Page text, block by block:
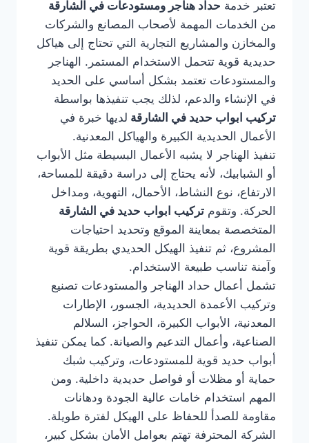
تعتبر خدمة حداد هناجر ومستودعات في الشارقة
من الخدمات المهمة لأصحاب المصانع والشركات
والمخازن والمشاريع التجارية التي تحتاج إلى هياكل
حديدية قوية تتحمل الاستخدام المستمر. الهناجر
والمستودعات تعتمد بشكل أساسي على الحديد
في الإنشاء والدعم، لذلك يجب تنفيذها بواسطة
تركيب ابواب حديد في الشارقة لديها خبرة في
الأعمال الحديدية الكبيرة والهياكل المعدنية.
تنفيذ الهناجر لا يشبه الأعمال البسيطة مثل الأبواب
أو الشبابيك، لأنه يحتاج إلى دراسة دقيقة للمساحة،
الارتفاع، نوع النشاط، الأحمال، التهوية، ومداخل
الحركة. وتقوم تركيب ابواب حديد في الشارقة
المتخصصة بمعاينة الموقع وتحديد احتياجات
المشروع، ثم تنفيذ الهيكل الحديدي بطريقة قوية
وآمنة تناسب طبيعة الاستخدام.
تشمل أعمال حداد الهناجر والمستودعات تصنيع
وتركيب الأعمدة الحديدية، الجسور، الإطارات
المعدنية، الأبواب الكبيرة، الحواجز، السلالم
الصناعية، وأعمال التدعيم والصيانة. كما يمكن تنفيذ
أبواب حديد قوية للمستودعات، وتركيب شبك
حماية أو مظلات أو فواصل حديدية داخلية. ومن
المهم استخدام خامات عالية الجودة ودهانات
مقاومة للصدأ للحفاظ على الهيكل لفترة طويلة.
الشركة المحترفة تهتم بعوامل الأمان بشكل كبير،